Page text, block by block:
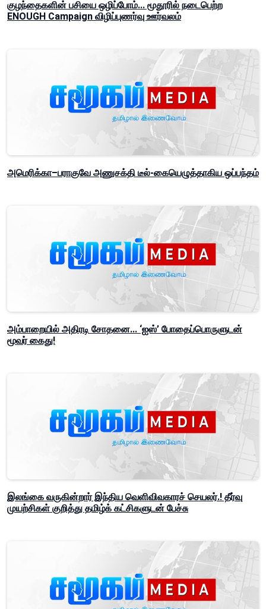
குழந்தைகளின் பசியை ஒழிப்போம்... மூதூரில் நடைபெற்ற
ENOUGH Campaign விழிப்புணர்வு ஊர்வலம்
அமெரிக்கா–பராகுவே அணுசக்தி டீல்-கையெழுத்தாகிய ஒப்பந்தம்
அம்பாறையில் அதிரடி சோதனை... ‘ஐஸ்’ போதைப்பொருளுடன்
மூவர் கைது!
இலங்கை வருகின்றார் இந்திய வெளிவிவகாரச் செயலர்.! தீர்வு
முயற்சிகள் குறித்து தமிழ்க் கட்சிகளுடன் பேச்சு